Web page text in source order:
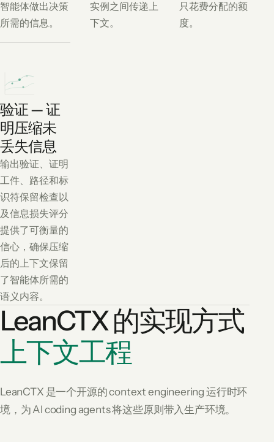
智能体做出决策
所需的信息。
实例之间传递上
下文。
只花费分配的额
度。
验证 — 证
明压缩未
丢失信息
输出验证、证明
工件、路径和标
识符保留检查以
及信息损失评分
提供了可衡量的
信心，确保压缩
后的上下文保留
了智能体所需的
语义内容。
LeanCTX 的实现方式
上下文工程
LeanCTX 是一个开源的 context engineering 运行时环
境，为 AI coding agents 将这些原则带入生产环境。